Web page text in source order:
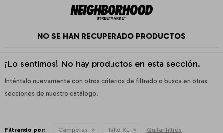
NO SE HAN RECUPERADO PRODUCTOS
¡Lo sentimos! No hay productos en esta sección.
Inténtalo nuevamente con otros criterios de filtrado o busca en otras
secciones de nuestro catálogo.
Filtrando por: Camperas Talle XL Quitar filtros